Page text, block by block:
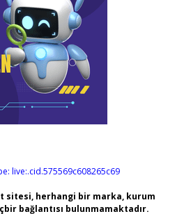
live:.cid.575569c608265c69
sitesi, herhangi bir marka, kurum
bağlantısı bulunmamaktadır.